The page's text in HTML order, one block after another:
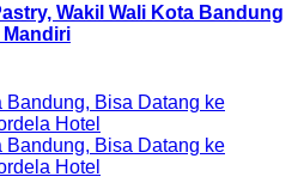
Wakil Wali Kota Bandung